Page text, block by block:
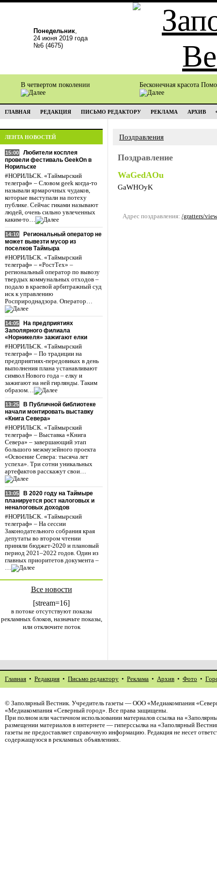
Понедельник,
24 июня 2019 года
№6 (4675)
В четвертом поколении Бесконечная красота
ГЛАВНАЯ РЕДАКЦИЯ ПИСЬМО РЕДАКТОРУ РЕКЛАМА АРХИВ
ЛЕНТА НОВОСТЕЙ
15:00
Любители косплея
провели фестиваль GeekOn в
Норильске
#НОРИЛЬСК. «Таймырский
телеграф» – Словом geek когда-то
называли ярмарочных чудаков,
которые выступали на потеху
публике. Сейчас гиками называют
людей, очень сильно увлеченных
каким-то…
14:10
Региональный оператор не
может вывезти мусор из
поселков Таймыра
#НОРИЛЬСК. «Таймырский
телеграф» – «РостТех» –
региональный оператор по вывозу
твердых коммунальных отходов –
подало в краевой арбитражный суд
иск к управлению
Росприроднадзора. Оператор…
14:05
На предприятиях
Заполярного филиала
«Норникеля» зажигают елки
#НОРИЛЬСК. «Таймырский
телеграф» – По традиции на
предприятиях-передовиках в день
выполнения плана устанавливают
символ Нового года – елку и
зажигают на ней гирлянды. Таким
образом…
13:25
В Публичной библиотеке
начали монтировать выставку
«Книга Севера»
#НОРИЛЬСК. «Таймырский
телеграф» – Выставка «Книга
Севера» – завершающий этап
большого межмузейного проекта
«Освоение Севера: тысяча лет
успеха». Три сотни уникальных
артефактов расскажут свои…
13:05
В 2020 году на Таймыре
планируется рост налоговых и
неналоговых доходов
#НОРИЛЬСК. «Таймырский
телеграф» – На сессии
Законодательного собрания края
депутаты во втором чтении
приняли бюджет-2020 и плановый
период 2021–2022 годов. Один из
главных приоритетов документа –
…
Все новости
[stream=16]
в потоке отсутствуют показы
рекламных блоков, назначьте показы,
или отключите поток
Поздравления
Поздравление
WaGedAOu
GaWHOyK
Адрес поздравления: /gratters/
Главная • Редакция • Письмо редактору • Реклама • Архив • Фото •
© Заполярный Вестник. Учредитель газеты — ООО «Медиакомпания
«Медиакомпания «Северный город». Все права защищены.
При полном или частичном использовании материалов ссылка на
размещении материалов в интернете — гиперссылка на «Заполярный
газеты не предоставляет справочную информацию. Редакция не несет
содержащуюся в рекламных объявлениях.